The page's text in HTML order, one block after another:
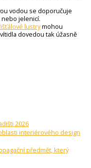
vodou se doporučuje
jelenicí.
lustrymohou
dovedou tak úžasně
2026
oblasti interiérového design
předmět, který